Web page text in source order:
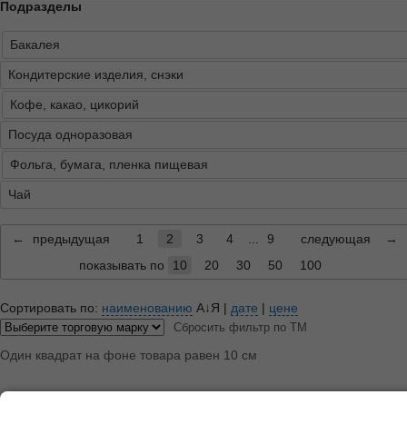
Подразделы
Бакалея
Кондитерские изделия, снэки
Кофе, какао, цикорий
Посуда одноразовая
Фольга, бумага, пленка пищевая
Чай
← предыдущая 1 2 3 4 9 следующая
→
показывать по
10 20 30 50 100
Сортировать по: наименованию А↓Я | дате | цене
Сбросить фильтр по ТМ
Один квадрат на фоне товара равен 10 см